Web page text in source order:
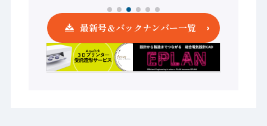
最新号＆バックナンバー一覧